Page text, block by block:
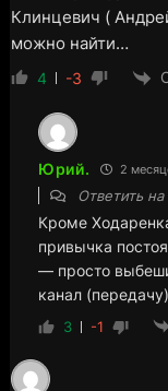
Клинцевич (
можно найти…
4 -3
Юрий. 2
Ответить на
Кроме
привычка
— просто
канал
3 -1